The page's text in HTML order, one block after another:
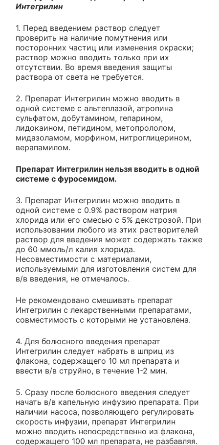
Интегрилин
1. Перед введением раствор следует
проверить на наличие помутнения или
посторонних частиц или изменения окраски;
раствор можно вводить только при их
отсутствии. Во время введения защиты
раствора от света не требуется.
2. Препарат Интегрилин можно вводить в
одной системе с альтеплазой, атропина
сульфатом, добутамином, гепарином,
лидокаином, петидином, метопрололом,
мидазоламом, морфином, нитроглицерином,
верапамилом.
Препарат Интегрилин нельзя вводить в одной
системе с фуросемидом.
3. Препарат Интегрилин можно вводить в
одной системе с 0.9% раствором натрия
хлорида или его смесью с 5% декстрозой. При
использовании любого из этих растворителей
раствор для введения может содержать также
до 60 ммоль/л калия хлорида.
Несовместимости с материалами,
используемыми для изготовления систем для
в/в введения, не отмечалось.
Не рекомендовано смешивать препарат
Интегрилин с лекарственными препаратами,
совместимость с которыми не установлена.
4. Для болюсного введения препарат
Интегрилин следует набрать в шприц из
флакона, содержащего 10 мл препарата и
ввести в/в струйно, в течение 1-2 мин.
5. Сразу после болюсного введения следует
начать в/в капельную инфузию препарата. При
наличии насоса, позволяющего регулировать
скорость инфузии, препарат Интегрилин
можно вводить непосредственно из флакона,
содержащего 100 мл препарата, не разбавляя.